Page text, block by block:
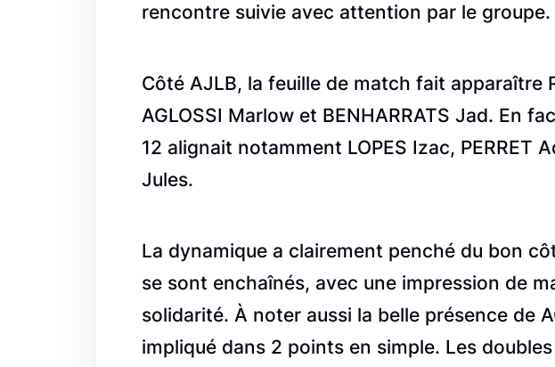
rencontre suivie avec attention par le groupe.
Côté AJLB, la feuille de match fait apparaître
AGLOSSI Marlow et BENHARRATS Jad. En
12 alignait notamment LOPES Izac, PERRET
Jules.
La dynamique a clairement penché du bon
se sont enchaînés, avec une impression de
solidarité. À noter aussi la belle présence de
impliqué dans 2 points en simple. Les